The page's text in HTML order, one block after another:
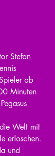
Stefan
ab
Minuten
Welt mit
erloschen.
und